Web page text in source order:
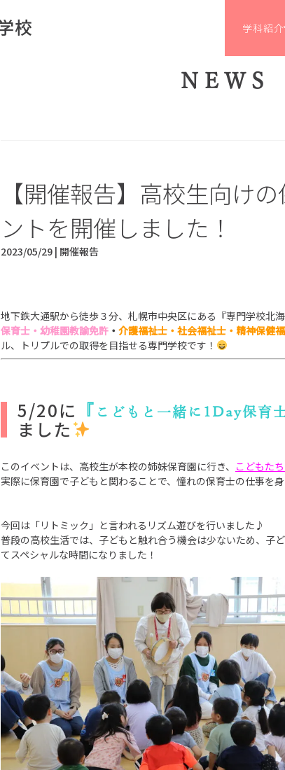
学科紹介
NEWS
【開催報告】高校生向け
ントを開催しました！
2023/05/29 | 開催報告
地下鉄大通駅から徒歩３分、札幌市中央区にある『専門学校北
保育士・幼稚園教諭免許 ・ 介護福祉士・社会福祉士・精神保健
ル、トリプルでの取得を目指せる専門学校です！
5/20に 『 こどもと一緒に 1Day保育
ました
このイベントは、 高校生が本校の姉妹保育園に行き、 こどもた
実際に保育園で子どもと関わることで、憧れの保育士の仕事を
今回は「リトミック」と言われるリズム遊びを行いました♪
普段の高校生活では、子どもと触れ合う機会は少ないため、子
てスペシャルな時間になりました！